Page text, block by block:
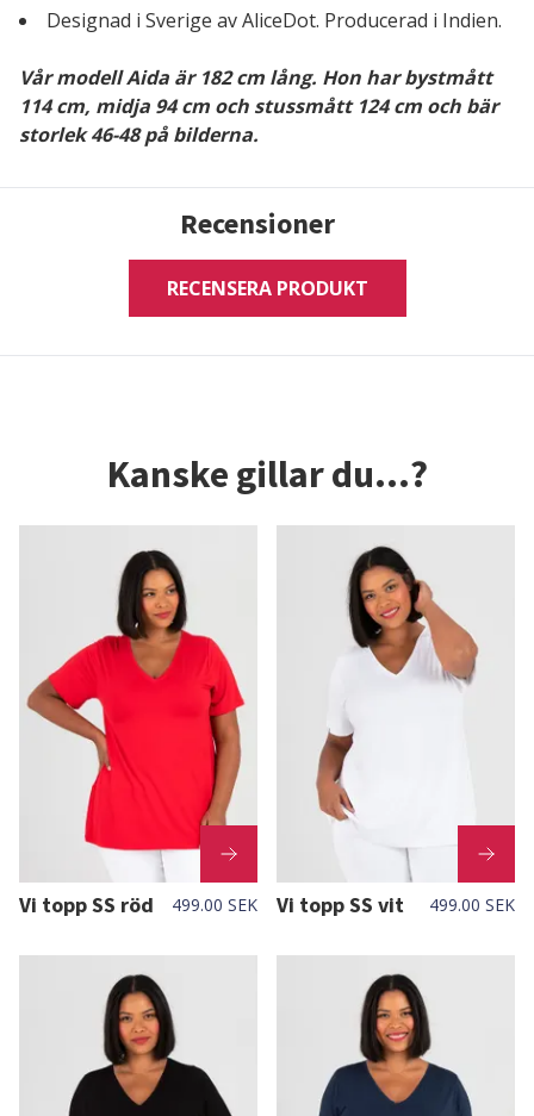
Designad i Sverige av AliceDot. Producerad i Indien.
Vår modell Aida är 182 cm lång. Hon har bystmått
114 cm, midja 94 cm och stussmått 124 cm och bär
storlek 46-48 på bilderna.
Recensioner
RECENSERA PRODUKT
Kanske gillar du...?
Vi topp SS röd 499.00 SEK Vi topp SS vit 499.00 SEK